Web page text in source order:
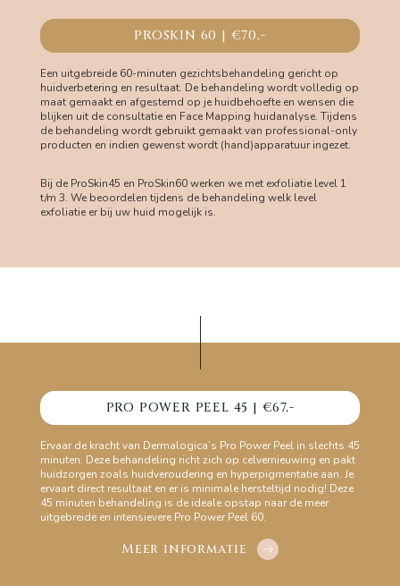
PROSKIN 60 | €70,-
Een uitgebreide 60-minuten gezichtsbehandeling gericht op
huidverbetering en resultaat. De behandeling wordt volledig op
maat gemaakt en afgestemd op je huidbehoefte en wensen die
blijken uit de consultatie en Face Mapping huidanalyse. Tijdens
de behandeling wordt gebruikt gemaakt van professional-only
producten en indien gewenst wordt (hand)apparatuur ingezet.
Bij de ProSkin45 en ProSkin60 werken we met exfoliatie level 1
t/m 3. We beoordelen tijdens de behandeling welk level
exfoliatie er bij uw huid mogelijk is.
PRO POWER PEEL 45 | €67,-
Ervaar de kracht van Dermalogica’s Pro Power Peel in slechts 45
minuten. Deze behandeling richt zich op celvernieuwing en pakt
huidzorgen zoals huidveroudering en hyperpigmentatie aan. Je
ervaart direct resultaat en er is minimale hersteltijd nodig! Deze
45 minuten behandeling is de ideale opstap naar de meer
uitgebreide en intensievere Pro Power Peel 60.
Meer informatie